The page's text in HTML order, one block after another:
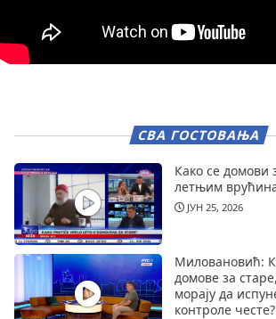
СВА ГОСТОВАЊА
Како се домови
летњим
ЈУН 25, 2026
Миловановић:
домове за
морају да
контроле честе?